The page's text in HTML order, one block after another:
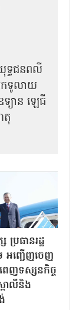
ទ្ធជនពលី
កទូលាយ
ទ្យាន ឡេធី
តុ
ប្រធានរដ្ឋ
ញ្ជើញចេញ
ញទស្សនកិច្ច
រាលីនិង